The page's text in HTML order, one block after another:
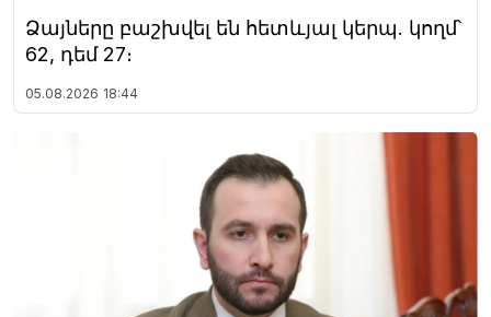
Ձայները բաշխվել են հետևյալ կերպ. կողմ՝
62, դեմ 27։
05.08.2026 18:44